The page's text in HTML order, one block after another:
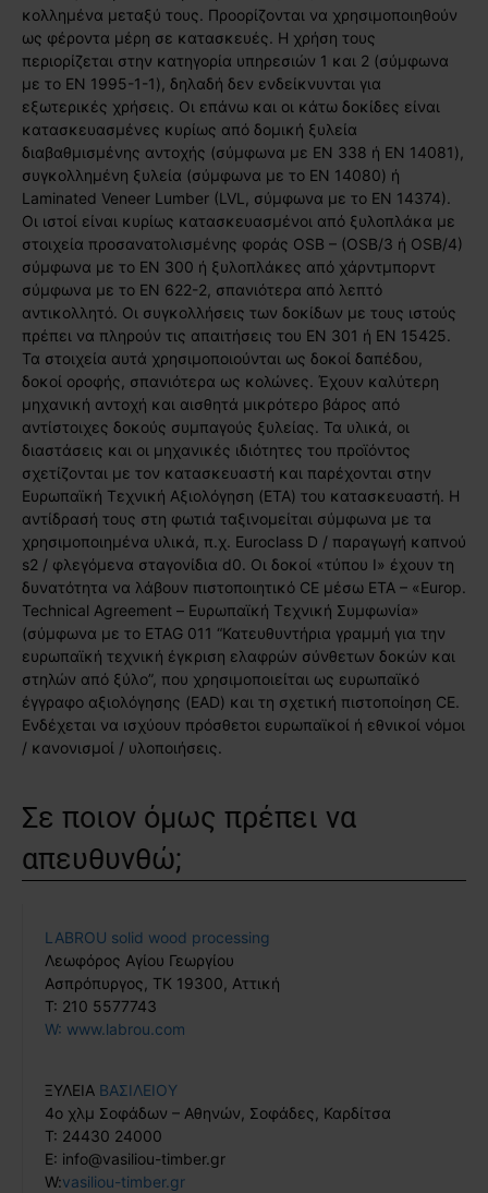
κολλημένα μεταξύ τους. Προορίζονται να χρησιμοποιηθούν
ως φέροντα μέρη σε κατασκευές. Η χρήση τους
περιορίζεται στην κατηγορία υπηρεσιών 1 και 2 (σύμφωνα
με το EN 1995-1-1), δηλαδή δεν ενδείκνυνται για
εξωτερικές χρήσεις. Οι επάνω και οι κάτω δοκίδες είναι
κατασκευασμένες κυρίως από δομική ξυλεία
διαβαθμισμένης αντοχής (σύμφωνα με EN 338 ή EN 14081),
συγκολλημένη ξυλεία (σύμφωνα με το EN 14080) ή
Laminated Veneer Lumber (LVL, σύμφωνα με το EN 14374).
Οι ιστοί είναι κυρίως κατασκευασμένοι από ξυλοπλάκα με
στοιχεία προσανατολισμένης φοράς OSB – (OSB/3 ή OSB/4)
σύμφωνα με το EN 300 ή ξυλοπλάκες από χάρντμπορντ
σύμφωνα με το EN 622-2, σπανιότερα από λεπτό
αντικολλητό. Οι συγκολλήσεις των δοκίδων με τους ιστούς
πρέπει να πληρούν τις απαιτήσεις του EN 301 ή EN 15425.
Τα στοιχεία αυτά χρησιμοποιούνται ως δοκοί δαπέδου,
δοκοί οροφής, σπανιότερα ως κολώνες. Έχουν καλύτερη
μηχανική αντοχή και αισθητά μικρότερο βάρος από
αντίστοιχες δοκούς συμπαγούς ξυλείας. Τα υλικά, οι
διαστάσεις και οι μηχανικές ιδιότητες του προϊόντος
σχετίζονται με τον κατασκευαστή και παρέχονται στην
Ευρωπαϊκή Τεχνική Αξιολόγηση (ETA) του κατασκευαστή. Η
αντίδρασή τους στη φωτιά ταξινομείται σύμφωνα με τα
χρησιμοποιημένα υλικά, π.χ. Euroclass D / παραγωγή καπνού
s2 / φλεγόμενα σταγονίδια d0. Οι δοκοί «τύπου I» έχουν τη
δυνατότητα να λάβουν πιστοποιητικό CE μέσω ETA – «Europ.
Technical Agreement – Ευρωπαϊκή Τεχνική Συμφωνία»
(σύμφωνα με το ETAG 011 “Κατευθυντήρια γραμμή για την
ευρωπαϊκή τεχνική έγκριση ελαφρών σύνθετων δοκών και
στηλών από ξύλο”, που χρησιμοποιείται ως ευρωπαϊκό
έγγραφο αξιολόγησης (EAD) και τη σχετική πιστοποίηση CE.
Ενδέχεται να ισχύουν πρόσθετοι ευρωπαϊκοί ή εθνικοί νόμοι
/ κανονισμοί / υλοποιήσεις.
Σε ποιον όμως πρέπει να
απευθυνθώ;
LABROU solid wood processing
Λεωφόρος Αγίου Γεωργίου
Ασπρόπυργος, ΤΚ 19300, Αττική
T: 210 5577743
W: www.labrou.com
ΞΥΛΕΙΑ ΒΑΣΙΛΕΙΟΥ
4ο χλμ Σοφάδων – Αθηνών, Σοφάδες, Καρδίτσα
T: 24430 24000
Ε: info@vasiliou-timber.gr
W:vasiliou-timber.gr